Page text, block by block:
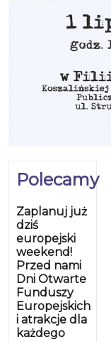
Polecamy
Zaplanuj już
dziś
europejski
weekend!
Przed nami
Dni Otwarte
Funduszy
Europejskich
i atrakcje dla
każdego